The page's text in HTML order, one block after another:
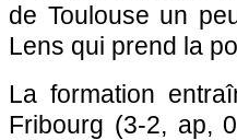
de Toulouse un
Lens qui prend la
La formation
Fribourg (3-2, ap,